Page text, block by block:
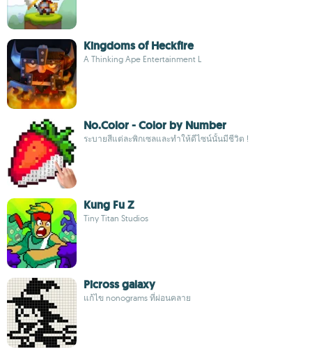
Kingdoms of Heckfire
A Thinking Ape Entertainment L
No.Color - Color by Number
ระบายสีแต่ละพิกเซลและทำให้ดีไซน์นั้นมีชีวิต !
Kung Fu Z
Tiny Titan Studios
Picross galaxy
แก้ไข nonograms ที่ผ่อนคลาย